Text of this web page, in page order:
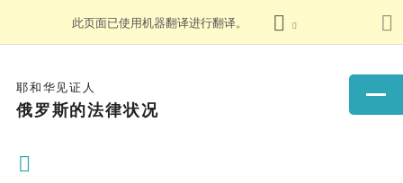
此页面已使用机器翻译进行翻译。
耶和华见证人
俄罗斯的法律状况